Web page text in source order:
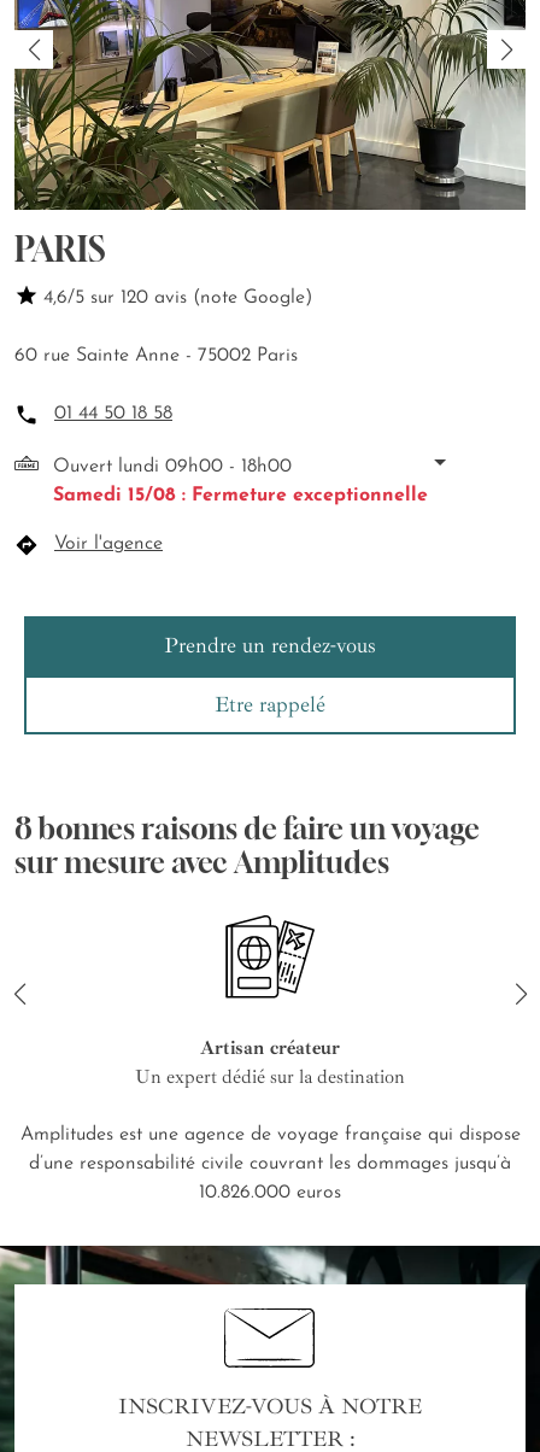
PARIS
4,6/5 sur 120 avis (note Google)
60 rue Sainte Anne - 75002 Paris
01 44 50 18 58
Ouvert lundi 09h00 - 18h00
Samedi 15/08 : Fermeture exceptionnelle
Voir l'agence
Prendre un rendez-vous
Etre rappelé
8 bonnes raisons de faire un voyage
sur mesure avec Amplitudes
Artisan créateur
Un expert dédié sur la destination
Amplitudes est une agence de voyage française qui dispose
d’une responsabilité civile couvrant les dommages jusqu’à
10.826.000 euros
INSCRIVEZ-VOUS À NOTRE
NEWSLETTER :